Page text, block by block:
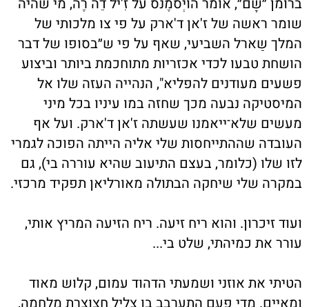
שומר ראשה של ז'אן ד'ארק על פי צו מלכותי של
המלך שַארל השביעי, שאף על פי ש״בסופו של דבר
הושחת טבעו לכדי אכזריות מתוחכמת ביותר וביצוע
פשעים מעודנים להפליא", הנהייה העזה שלו אל
המיסטיקה נבעה מכך שחזה במו עיניו בכל מיני
מעשים שלא־ייאמנו שעשתה ז'אן ד'ארק. ועל אף
העובדה שההתייחסות שלי אליה הייתה הפוכה לגמרי
לזו שלו (כלומר, בעצם התיעוב שהיא עוררה בי), גם
במקרה שלי שיחקה הבתולה מאורליאן תפקיד מרכזי.
ועוד זיכרון. והוא ריח זיעה. ריח הזיעה המריץ אותי,
עורר את כמיהתי, שלט בי...
הטיתי את אוזני ושמעתי הדהוד עמום, קלוש מאוד